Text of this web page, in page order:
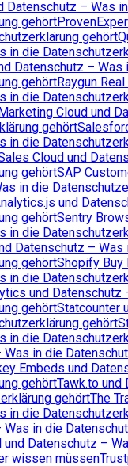
Datenschutz – Was
gehört
gehört
in die
Datenschutz – Was
gehörtRaygun
in die
Cloud und
gehört
in die
Cloud und
gehörtSAP
in die
und
gehörtSentry
in die
Datenschutz – Was
gehörtShopify Buy
in die
und Datenschutz
gehörtStatcounter
gehört
in die
in die
Embeds und
gehörtTawk.to und
gehörtThe
in die
in die
und Datenschutz –
wissen müssen